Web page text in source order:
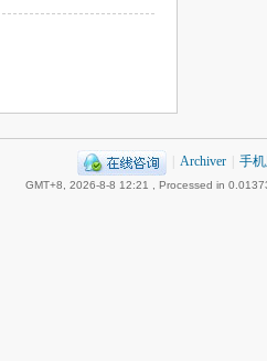
Archiver 手
GMT+8, 2026-8-8 12:21 , Processed in